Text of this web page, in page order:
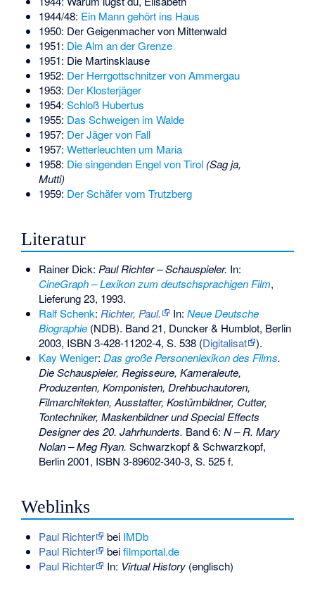
1944/48: Ein Mann gehört ins Haus
1950: Der Geigenmacher von Mittenwald
1951: Die Alm an der Grenze
1951: Die Martinsklause
1952: Der Herrgottschnitzer von Ammergau
1953: Der Klosterjäger
1954: Schloß Hubertus
1955: Das Schweigen im Walde
1957: Der Jäger von Fall
1957: Wetterleuchten um Maria
1958: Die singenden Engel von Tirol (Sag ja,
Mutti)
1959: Der Schäfer vom Trutzberg
Literatur
Rainer Dick: Paul Richter – Schauspieler. In:
CineGraph – Lexikon zum deutschsprachigen Film,
Lieferung 23, 1993.
Ralf Schenk: Richter, Paul. In: Neue Deutsche
Biographie(NDB). Band 21, Duncker & Humblot, Berlin
2003, ISBN 3-428-11202-4, S. 538 (Digitalisat
).
Kay Weniger: Das große Personenlexikon des Films.
Die Schauspieler, Regisseure, Kameraleute,
Produzenten, Komponisten, Drehbuchautoren,
Filmarchitekten, Ausstatter, Kostümbildner, Cutter,
Tontechniker, Maskenbildner und Special Effects
Designer des 20. Jahrhunderts. Band 6: N – R. Mary
Nolan – Meg Ryan. Schwarzkopf & Schwarzkopf,
Berlin 2001, ISBN 3-89602-340-3, S. 525 f.
Weblinks
Paul Richter bei IMDb
Paul Richter
beifilmportal.de
Paul Richter
In: Virtual History(englisch)